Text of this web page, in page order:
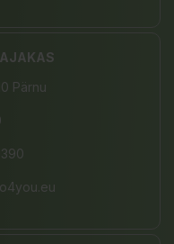
Pärnu